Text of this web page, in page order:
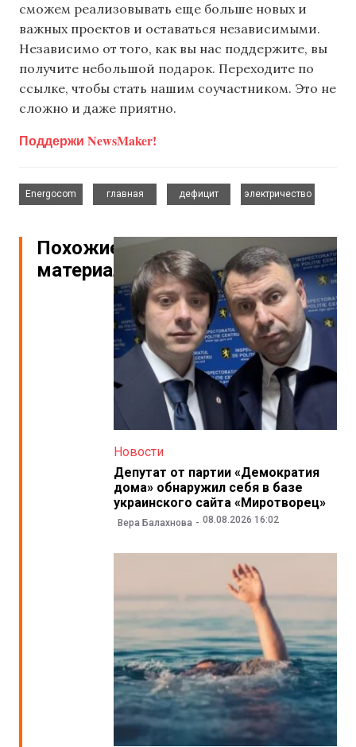
сможем реализовывать еще больше новых и
важных проектов и оставаться независимыми.
Независимо от того, как вы нас поддержите, вы
получите небольшой подарок. Переходите по
ссылке, чтобы стать нашим соучастником. Это не
сложно и даже приятно.
Поддержи NewsMaker!
Energocom
главная
дефицит
электричество
Похожие
материалы
Новости
Депутат от партии «Демократия
дома» обнаружил себя в базе
украинского сайта «Миротворец»
Вера Балахнова 08.08.2026 16:02